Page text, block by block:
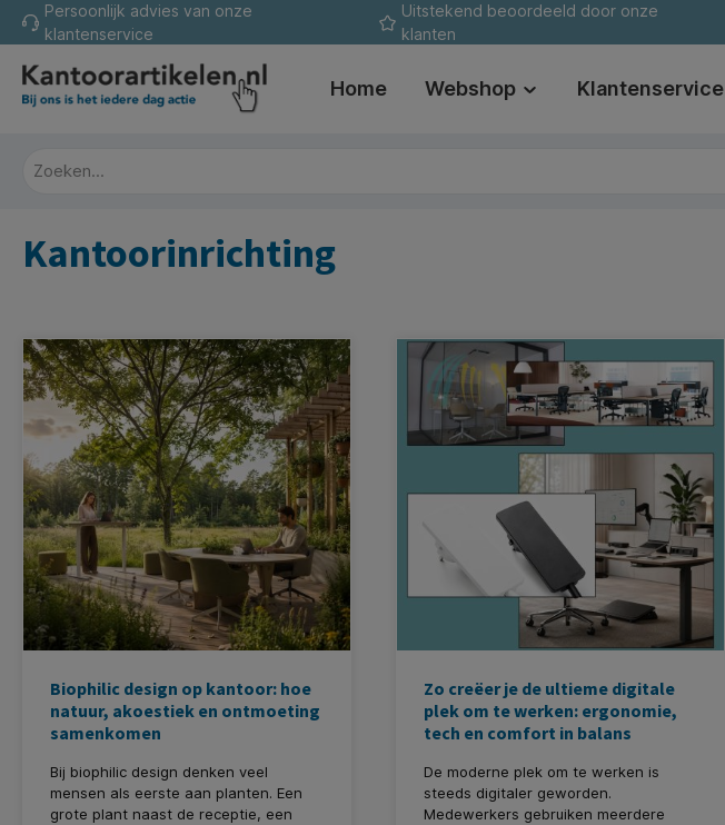
Ga naar de hoofdnavigatie
Persoonlijk advies van onze
klantenservice
Uitstekend beoordeeld door onze
klanten
Home Webshop Klantenservice
Kantoorinrichting
Biophilic design op kantoor: hoe
natuur, akoestiek en ontmoeting
samenkomen
Bij biophilic design denken veel
mensen als eerste aan planten. Een
grote plant naast de receptie, een
Zo creëer je de ultieme digitale
plek om te werken: ergonomie,
tech en comfort in balans
De moderne plek om te werken is
steeds digitaler geworden.
Medewerkers gebruiken meerdere